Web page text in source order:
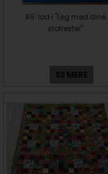
99. lod i "Leg med dine
stofrester"
SE MERE